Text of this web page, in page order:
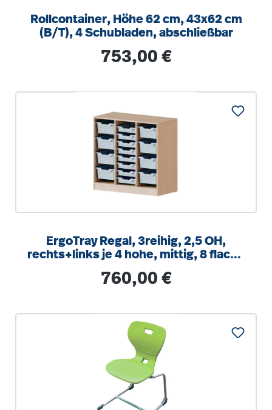
Rollcontainer, Höhe 62 cm, 43x62 cm
(B/T), 4 Schubladen, abschließbar
Regulärer Preis:
753,00 €
ErgoTray Regal, 3reihig, 2,5 OH,
rechts+links je 4 hohe, mittig, 8 flache
Regulärer Preis:
760,00 €